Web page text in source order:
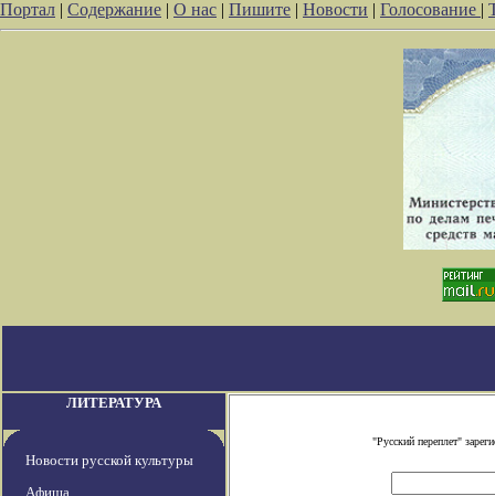
Портал | Содержание | О нас | Пишите | Новости | Голосование |
ЛИТЕРАТУРА
Новости русской культуры
Афиша
"Русский переплет"